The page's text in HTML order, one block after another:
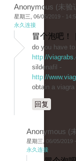
Anonymous (未验
星期三, 06/05/2019 -
永久连接
冒个泡吧！
do you have
http://
sildenafil -
http://
obtain a
回复
Anonymous (
星期三, 06/05/2019
永久连接